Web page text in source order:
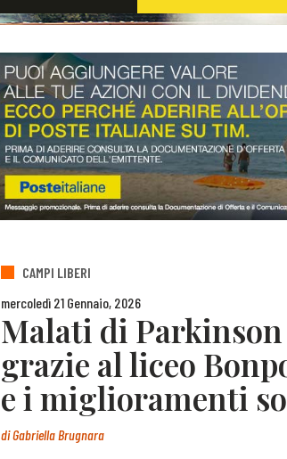
CAMPI LIBERI
mercoledì 21 Gennaio, 2026
Malati di
grazie al liceo
e i miglioramenti
diGabriella Brugnara